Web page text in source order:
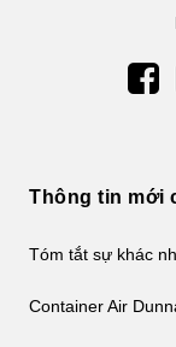
Thông tin mới
Tóm tắt sự khác
Container Air